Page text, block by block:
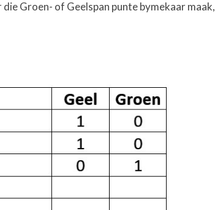
Groen- of Geelspan punte bymekaar maak,